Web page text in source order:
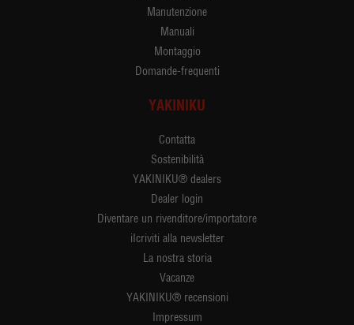
Manutenzione
Manuali
Montaggio
Domande-frequenti
YAKINIKU
Contatta
Sostenibilità
YAKINIKU® dealers
Dealer login
Diventare un rivenditore/importatore
iIcriviti alla newsletter
La nostra storia
Vacanze
YAKINIKU® recensioni
Impressum